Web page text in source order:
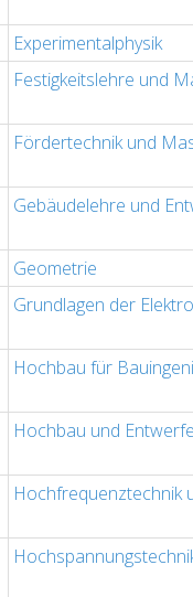
Experimentalphysik
Festigkeitslehre und
Fördertechnik und
Gebäudelehre und
Geometrie
Grundlagen der
Hochbau für
Hochbau und
Hochfrequenztechnik